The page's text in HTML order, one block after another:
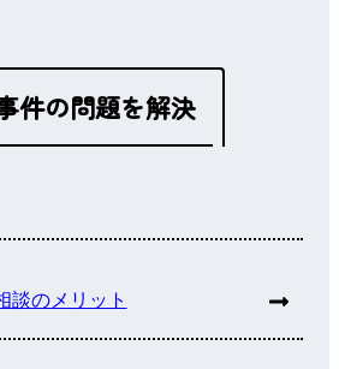
件の問題を解決
談のメリット